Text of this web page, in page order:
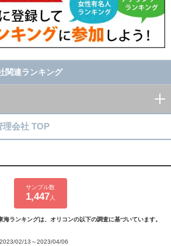
関連ランキング
理会社 TOP
サンプル数
1,447 人
ランキングは、オリコンの以下の調査に基づいています。
2023/02/13～2023/04/06